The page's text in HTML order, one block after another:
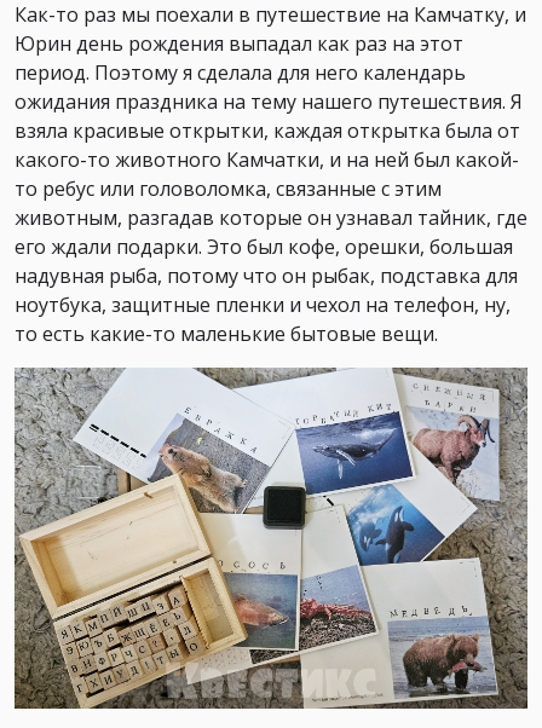
Как-то раз мы поехали в путешествие на Камчатку, и
Юрин день рождения выпадал как раз на этот
период. Поэтому я сделала для него календарь
ожидания праздника на тему нашего путешествия. Я
взяла красивые открытки, каждая открытка была от
какого-то животного Камчатки, и на ней был какой-
то ребус или головоломка, связанные с этим
животным, разгадав которые он узнавал тайник, где
его ждали подарки. Это был кофе, орешки, большая
надувная рыба, потому что он рыбак, подставка для
ноутбука, защитные пленки и чехол на телефон, ну,
то есть какие-то маленькие бытовые вещи.